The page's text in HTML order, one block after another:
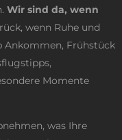
Wir sind da, wenn
wenn Ruhe und
Ankommen, Frühstück
Momente
was Ihre